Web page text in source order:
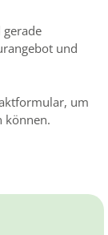
und
um
können.